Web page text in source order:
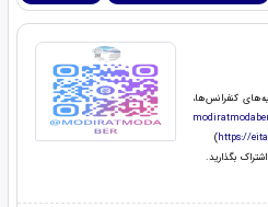
کنفرانس‌ها،
(https://
بگذارید.